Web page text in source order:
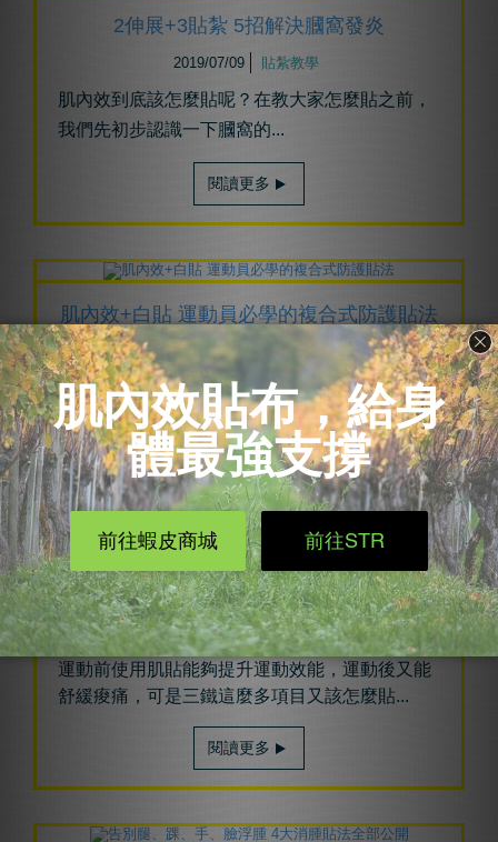
2伸展+3貼紮 5招解決膕窩發炎
2019/07/09 貼紮教學
肌內效到底該怎麼貼呢？在教大家怎麼貼之前，
我們先初步認識一下膕窩的...
閱讀更多
肌內效+白貼 運動員必學的複合式防護貼法
2019/07/05
白貼與肌內效貼布的不同點在於，白貼主要是限
制關節、保護韌帶，而肌內效則是...
閱讀更多
三鐵愛好者必看！肌貼帶你勇闖終點線
2019/07/02 貼紮教學
運動前使用肌貼能夠提升運動效能，運動後又能
舒緩痠痛，可是三鐵這麼多項目又該怎麼貼...
閱讀更多